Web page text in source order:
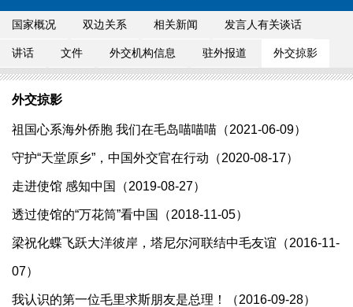
国家概况 双边关系 相关新闻 发言人有关谈话
讲话 文件 外交机构信息 驻外报道 外交掠影
外交掠影
祖国心系海外侨胞 我们在毛岛喵喵喵（2021-06-09）
守护“天堂原乡”，中国外交官在行动（2020-08-17）
走进使馆 感知中国（2019-08-27）
透过使馆的“万花筒”看中国（2018-11-05）
梁祝化蝶飞跃大洋彼岸，塔尼尔河联结中毛友谊（2016-11-
07）
我认识的第一位毛里求斯朋友是总理！（2016-09-28）